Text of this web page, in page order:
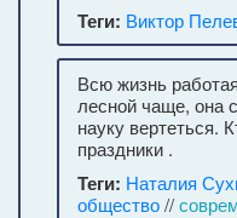
Теги: Виктор
Всю жизнь
лесной чаще, она
науку вертеться.
праздники .
Теги: Наталия
общество//